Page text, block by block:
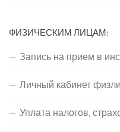
ФИЗИЧЕСКИМ ЛИЦАМ:
Запись на прием в
Личный кабинет
Уплата налогов,